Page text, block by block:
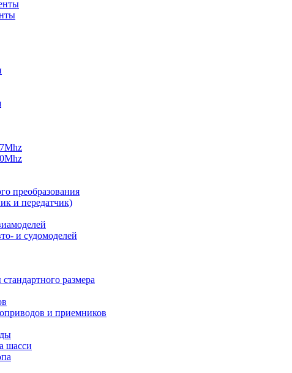
преобразования
и передатчик)
и судомоделей
размера
и приемников
шасси